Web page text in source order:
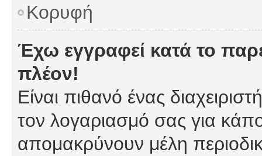
Κορυφή
Έχω εγγραφεί κατά το
πλέον!
Είναι πιθανό ένας
τον λογαριασμό σας για
απομακρύνουν μέλη